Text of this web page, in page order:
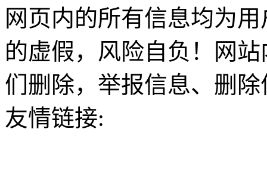
网页内的所有信息均为
的虚假，风险自负！网
们删除，举报信息、删
友情链接: